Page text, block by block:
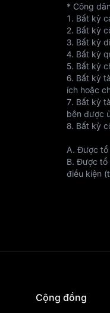
* Công
1. Bất kỳ
2. Bất kỳ
3. Bất kỳ
4. Bất kỳ
5. Bất kỳ
6. Bất kỳ
ích hoặc
7. Bất kỳ
bên được
8. Bất kỳ
A. Được tổ
B. Được tổ
điều kiện
Cộng đồng